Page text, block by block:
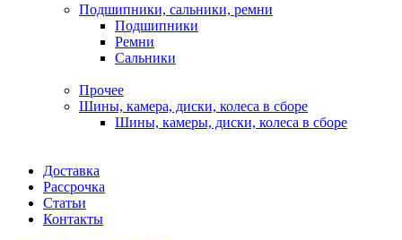
Подшипники, сальники, ремни
Подшипники
Ремни
Сальники
Прочее
Шины, камера, диски, колеса в сборе
Шины, камеры, диски, колеса в сборе
Доставка
Рассрочка
Статьи
Контакты